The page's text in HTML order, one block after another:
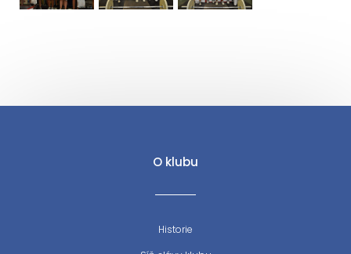
O klubu
Historie